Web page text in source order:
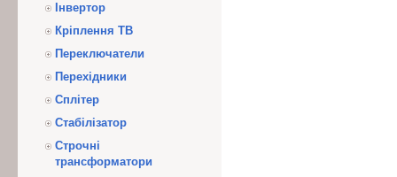
Інвертор
Кріплення ТВ
Переключатели
Перехідники
Сплітер
Стабілізатор
Строчні
трансформатори